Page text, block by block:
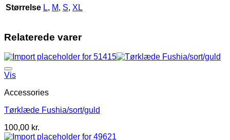
Størrelse L, M, S, XL
Relaterede varer
Vis
Accessories
Tørklæde Fushia/sort/guld
100,00 kr.